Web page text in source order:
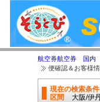
航空券航空券 国内
便確認＆お客様
現在の検索条件
区間
大阪/